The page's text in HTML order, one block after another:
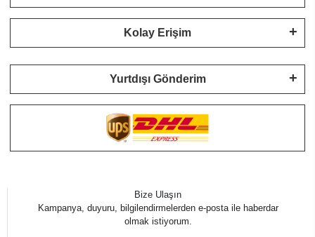
Kolay Erişim
Yurtdışı Gönderim
Bize Ulaşın
Kampanya, duyuru, bilgilendirmelerden e-posta ile haberdar
olmak istiyorum.